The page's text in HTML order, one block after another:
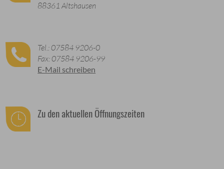
88361 Altshausen
Tel.: 07584 9206-0
Fax: 07584 9206-99
E-Mail schreiben
Zu den aktuellen Öffnungszeiten